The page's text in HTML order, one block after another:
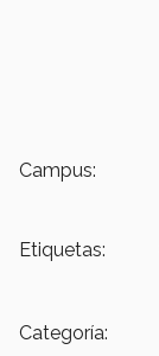
Campus:
Etiquetas:
Categoría: